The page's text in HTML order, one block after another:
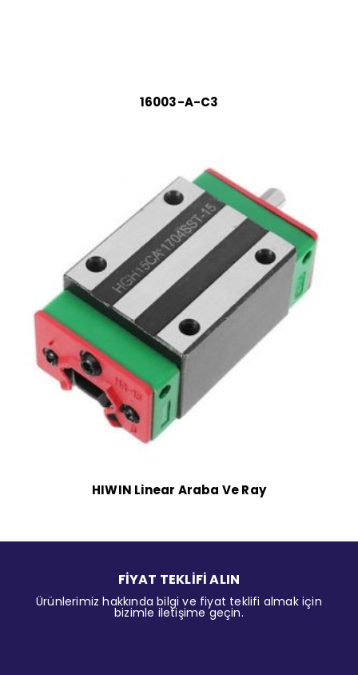
16003-A-C3
HIWIN Linear Araba Ve Ray
FİYAT TEKLİFİ ALIN
Ürünlerimiz hakkında bilgi ve fiyat teklifi almak için
bizimle iletişime geçin.